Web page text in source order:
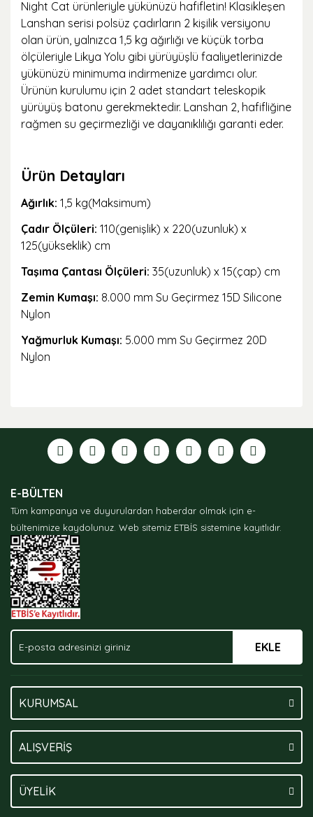
Night Cat ürünleriyle yükünüzü hafifletin! Klasikleşen
Lanshan serisi polsüz çadırların 2 kişilik versiyonu
olan ürün, yalnızca 1,5 kg ağırlığı ve küçük torba
ölçüleriyle Likya Yolu gibi yürüyüşlü faaliyetlerinizde
yükünüzü minimuma indirmenize yardımcı olur.
Ürünün kurulumu için 2 adet standart teleskopik
yürüyüş batonu gerekmektedir. Lanshan 2, hafifliğine
rağmen su geçirmezliği ve dayanıklılığı garanti eder.
Ürün Detayları
Ağırlık: 1,5 kg(Maksimum)
Çadır Ölçüleri: 110(genişlik) x 220(uzunluk) x
125(yükseklik) cm
Taşıma Çantası Ölçüleri: 35(uzunluk) x 15(çap) cm
Zemin Kumaşı: 8.000 mm Su Geçirmez 15D Silicone
Nylon
Yağmurluk Kumaşı: 5.000 mm Su Geçirmez 20D
Nylon
formunu kullanarak tarafımıza iletebilirsiniz.
Görüş ve önerileriniz için teşekkür ederiz.
Ürün açıklamasında eksik bilgiler bulunuyor.
Ürün bilgilerinde hatalar bulunuyor.
Ürün fiyatı diğer sitelerden daha pahalı.
Bu ürüne benzer farklı alternatifler olmalı.
E-BÜLTEN
Tüm kampanya ve duyurulardan haberdar olmak için e-
bültenimize kaydolunuz. Web sitemiz ETBİS sistemine kayıtlıdır.
EKLE
KURUMSAL
ALIŞVERİŞ
ÜYELİK